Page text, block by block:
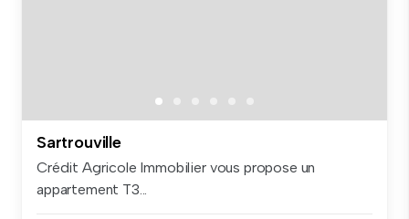
Sartrouville
Crédit Agricole Immobilier vous propose un
appartement T3...